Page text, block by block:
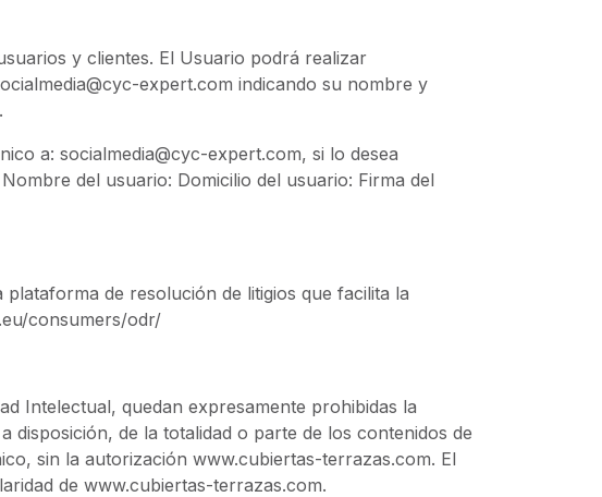
y clientes. El Usuario podrá realizar
expert.com indicando su nombre y
a: socialmedia@cyc-expert.com, si lo desea
del usuario: Domicilio del usuario: Firma del
de resolución de litigios que facilita la
consumers/odr/
Intelectual, quedan expresamente prohibidas la
de la totalidad o parte de los contenidos de
sin la autorización www.cubiertas-terrazas.com. El
de www.cubiertas-terrazas.com.